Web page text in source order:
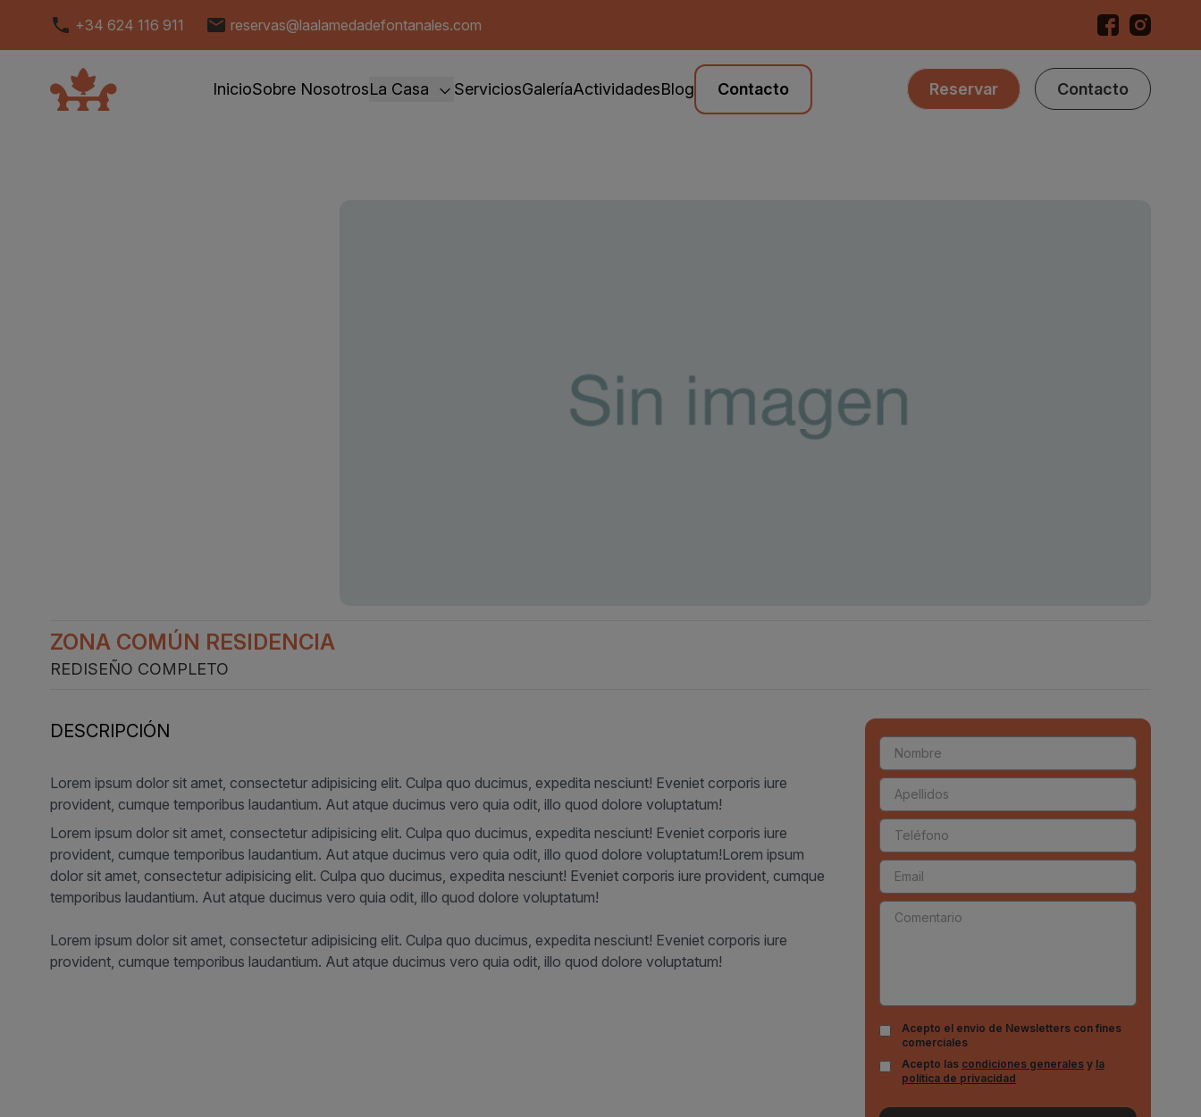
+34 624 116 911 reservas@laalamedadefontanales.com
InicioSobre NosotrosLa Casa ServiciosGaleríaActividadesBlog Contacto Reservar Contacto
ZONA COMÚN RESIDENCIA
REDISEÑO COMPLETO
DESCRIPCIÓN
Lorem ipsum dolor sit amet, consectetur adipisicing elit. Culpa quo ducimus, expedita nesciunt! Eveniet corporis iure
provident, cumque temporibus laudantium. Aut atque ducimus vero quia odit, illo quod dolore voluptatum!
Lorem ipsum dolor sit amet, consectetur adipisicing elit. Culpa quo ducimus, expedita nesciunt! Eveniet corporis iure
provident, cumque temporibus laudantium. Aut atque ducimus vero quia odit, illo quod dolore voluptatum!Lorem ipsum
dolor sit amet, consectetur adipisicing elit. Culpa quo ducimus, expedita nesciunt! Eveniet corporis iure provident, cumque
temporibus laudantium. Aut atque ducimus vero quia odit, illo quod dolore voluptatum!
Lorem ipsum dolor sit amet, consectetur adipisicing elit. Culpa quo ducimus, expedita nesciunt! Eveniet corporis iure
provident, cumque temporibus laudantium. Aut atque ducimus vero quia odit, illo quod dolore voluptatum!
Acepto el envio de Newsletters con fines
comerciales
Acepto las condiciones generales y la
política de privacidad